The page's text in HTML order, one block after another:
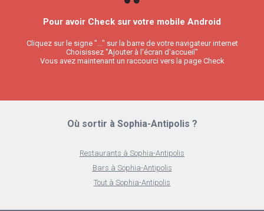
Pour avoir Check sur votre mobile Android
Cliquez sur le signe "..." sur la barre de votre navigateur internet
Choisissez "Ajouter à l'écran d'accueil"
Vous avez maintenant un raccourci vers la page Check
Où sortir à Sophia-Antipolis ?
Restaurants à Sophia-Antipolis
Bars à Sophia-Antipolis
Tout à Sophia-Antipolis